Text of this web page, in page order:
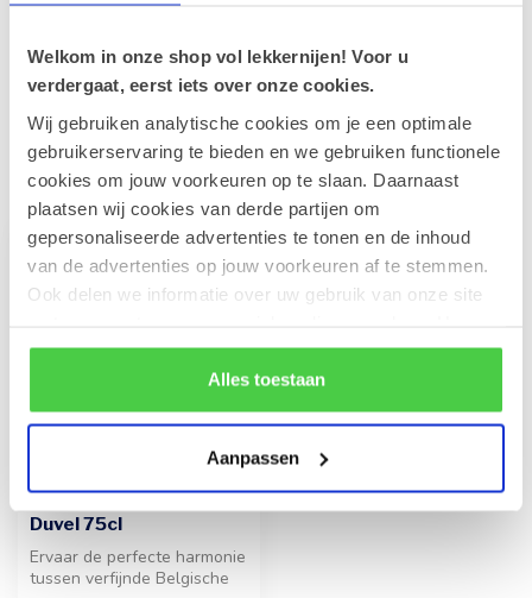
Welkom in onze shop vol lekkernijen! Voor u
verdergaat, eerst iets over onze cookies.
Wij gebruiken analytische cookies om je een optimale
gebruikerservaring te bieden en we gebruiken functionele
cookies om jouw voorkeuren op te slaan. Daarnaast
plaatsen wij cookies van derde partijen om
gepersonaliseerde advertenties te tonen en de inhoud
van de advertenties op jouw voorkeuren af te stemmen.
Ook delen we informatie over uw gebruik van onze site
rekening mee dat als je bepaalde cookies blokkeert, het
de correcte werking van de website kan verstoren.
Alles toestaan
Aanpassen
Op voorraad
Recent bekeken
LEONIDAS
Duvel 75cl
Ervaar de perfecte harmonie
tussen verfijnde Belgische